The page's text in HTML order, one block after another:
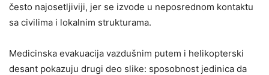
često najosetljiviji, jer se izvode u neposrednom kontaktu
sa civilima i lokalnim strukturama.
Medicinska evakuacija vazdušnim putem i helikopterski
desant pokazuju drugi deo slike: sposobnost jedinica da